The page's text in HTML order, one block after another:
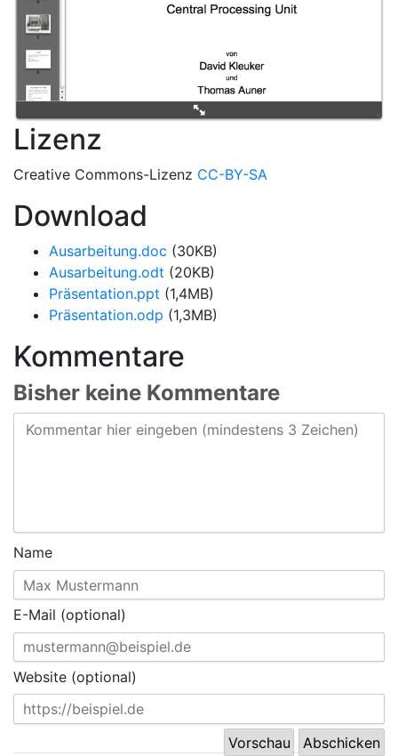
Lizenz
Creative Commons-Lizenz CC-BY-SA
Download
Ausarbeitung.doc (30KB)
Ausarbeitung.odt (20KB)
Präsentation.ppt (1,4MB)
Präsentation.odp (1,3MB)
Kommentare
Bisher keine Kommentare
Name
E-Mail (optional)
Website (optional)